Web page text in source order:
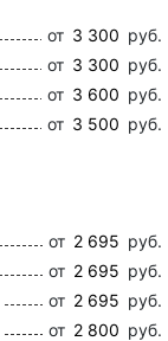
от 3 300 руб.
от 3 300 руб.
от 3 600 руб.
от 3 500 руб.
от 2 695 руб.
от 2 695 руб.
от 2 695 руб.
от 2 800 руб.